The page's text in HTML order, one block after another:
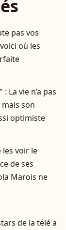
pas vos
où les
La vie n’a pas
son
optimiste
les voir le
de ses
Marois ne
de la télé a